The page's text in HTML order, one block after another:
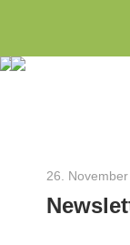
springen
2010
als
26.